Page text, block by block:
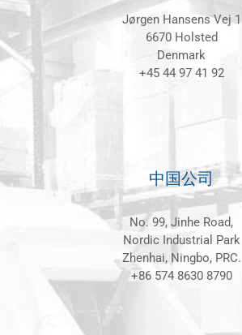
Jørgen Hansens Vej 1
6670 Holsted
Denmark
+45 44 97 41 92
中国公司
No. 99, Jinhe Road,
Nordic Industrial Park
Zhenhai, Ningbo, PRC.
+86 574 8630 8790